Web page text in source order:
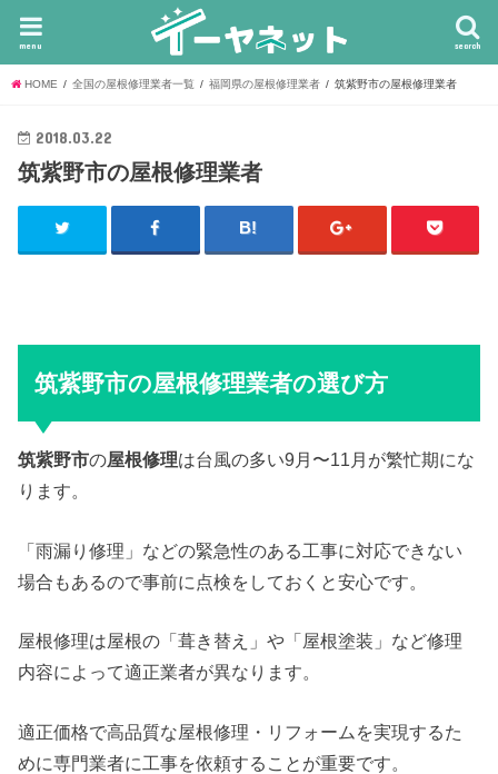
search
menu
HOME 全国の屋根修理業者一覧 福岡県の屋根修理業者 筑紫野市の屋根修理業者
2018.03.22
筑紫野市の屋根修理業者
筑紫野市の屋根修理業者の選び方
筑紫野市の屋根修理は台風の多い9月〜11月が繁忙期にな
ります。
「雨漏り修理」などの緊急性のある工事に対応できない
場合もあるので事前に点検をしておくと安心です。
屋根修理は屋根の「葺き替え」や「屋根塗装」など修理
内容によって適正業者が異なります。
適正価格で高品質な屋根修理・リフォームを実現するた
めに専門業者に工事を依頼することが重要です。